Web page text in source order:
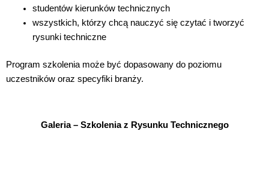
studentów kierunków technicznych
wszystkich, którzy chcą nauczyć się czytać i tworzyć
rysunki techniczne
Program szkolenia może być dopasowany do poziomu
uczestników oraz specyfiki branży.
Galeria – Szkolenia z Rysunku Technicznego